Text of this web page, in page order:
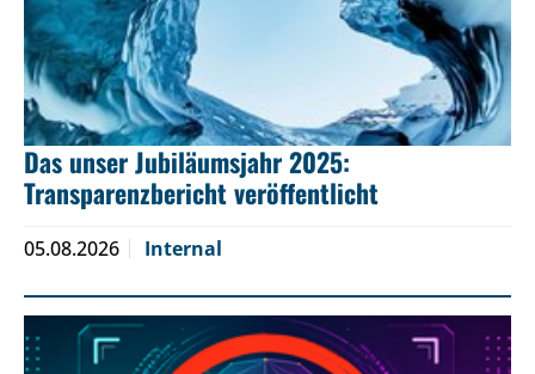
Das unser Jubiläumsjahr 2025:
Transparenzbericht veröffentlicht
05.08.2026 Internal